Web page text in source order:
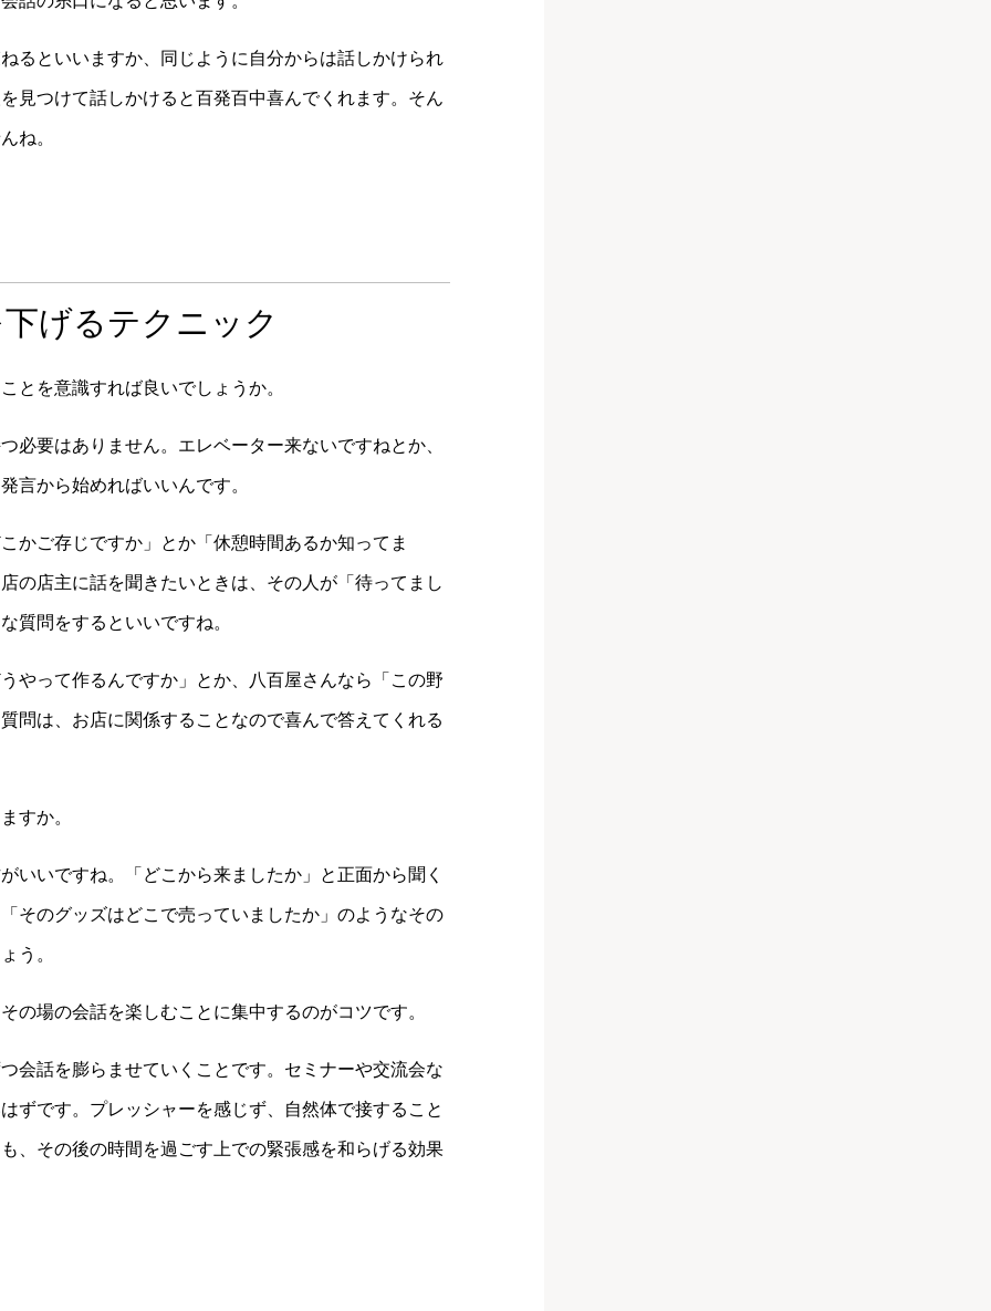
るといいますか、同じように自分からは話しかけられ
見つけて話しかけると百発百中喜んでくれます。そん
ね。
げるテクニック
を意識すれば良いでしょうか。
必要はありません。エレベーター来ないですねとか、
言から始めればいいんです。
かご存じですか」とか「休憩時間あるか知ってま
の店主に話を聞きたいときは、その人が「待ってまし
質問をするといいですね。
やって作るんですか」とか、八百屋さんなら「この野
問は、お店に関係することなので喜んで答えてくれる
すか。
いいですね。「どこから来ましたか」と正面から聞く
そのグッズはどこで売っていましたか」のようなその
う。
の場の会話を楽しむことに集中するのがコツです。
会話を膨らませていくことです。セミナーや交流会な
ずです。プレッシャーを感じず、自然体で接すること
、その後の時間を過ごす上での緊張感を和らげる効果